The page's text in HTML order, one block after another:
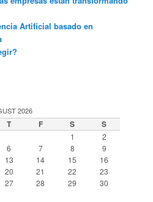
Artificial basado en
2026
T F S S
1
2
6 7 8
9
13 14 15
16
20 21 22
23
27 28 29
30